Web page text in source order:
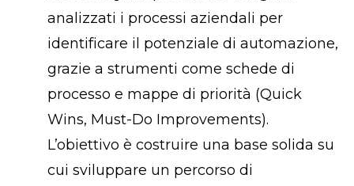
analizzati i processi aziendali per
identificare il potenziale di automazione,
grazie a strumenti come schede di
processo e mappe di priorità (Quick
Wins, Must-Do Improvements).
L’obiettivo è costruire una base solida su
cui sviluppare un percorso di